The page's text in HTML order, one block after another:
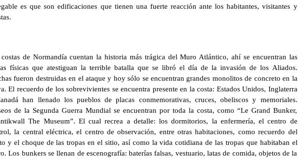
es que son edificaciones que tienen una fuerte reacción ante los habitantes, visitantes y
de Normandía cuentan la historia más trágica del Muro Atlántico, ahí se encuentran las
físicas que atestiguan la terrible batalla que se libró el día de la invasión de los Aliados.
fueron destruidas en el ataque y hoy sólo se encuentran grandes monolitos de concreto en la
El recuerdo de los sobrevivientes se encuentra presente en la costa: Estados Unidos, Inglaterra
han llenado los pueblos de placas conmemorativas, cruces, obeliscos y memoriales.
de la Segunda Guerra Mundial se encuentran por toda la costa, como “Le Grand Bunker,
The Museum”. El cual recrea a detalle: los dormitorios, la enfermería, el centro de
la central eléctrica, el centro de observación, entre otras habitaciones, como recuerdo del
y el choque de las tropas en el sitio, así como la vida cotidiana de las tropas que habitaban el
Los bunkers se llenan de escenografía: baterías falsas, vestuario, latas de comida, objetos de la